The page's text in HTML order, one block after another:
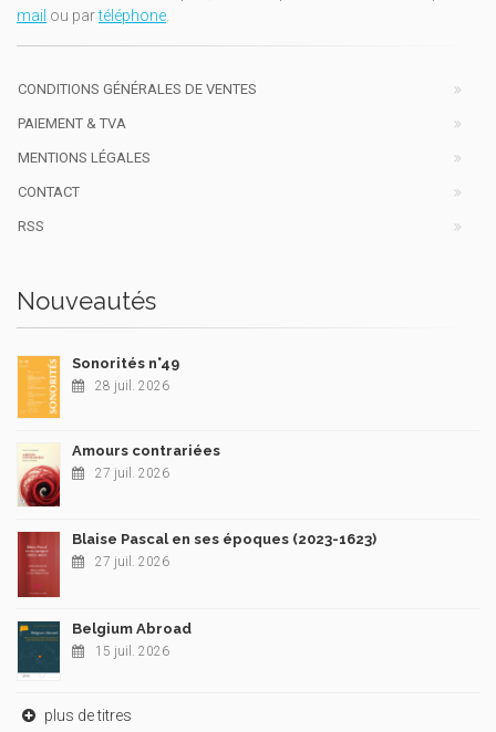
mail ou partéléphone.
CONDITIONS GÉNÉRALES DE VENTES
PAIEMENT & TVA
MENTIONS LÉGALES
CONTACT
RSS
Nouveautés
Sonorités n°49
28 juil. 2026
Amours contrariées
27 juil. 2026
Blaise Pascal en ses époques (2023-1623)
27 juil. 2026
Belgium Abroad
15 juil. 2026
plus de titres